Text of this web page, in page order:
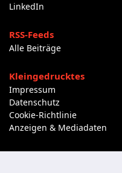
LinkedIn
RSS-Feeds
Alle Beiträge
Kleingedrucktes
Impressum
Datenschutz
Cookie-Richtlinie
Anzeigen & Mediadaten